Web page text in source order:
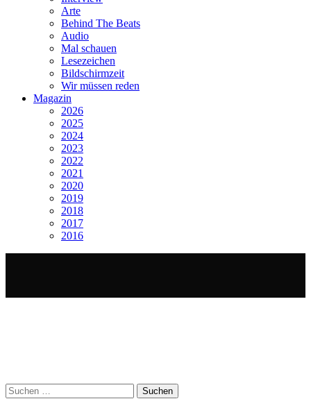
Arte
Behind The Beats
Audio
Mal schauen
Lesezeichen
Bildschirmzeit
Wir müssen reden
Magazin
2026
2025
2024
2023
2022
2021
2020
2019
2018
2017
2016
Suchen
nach: